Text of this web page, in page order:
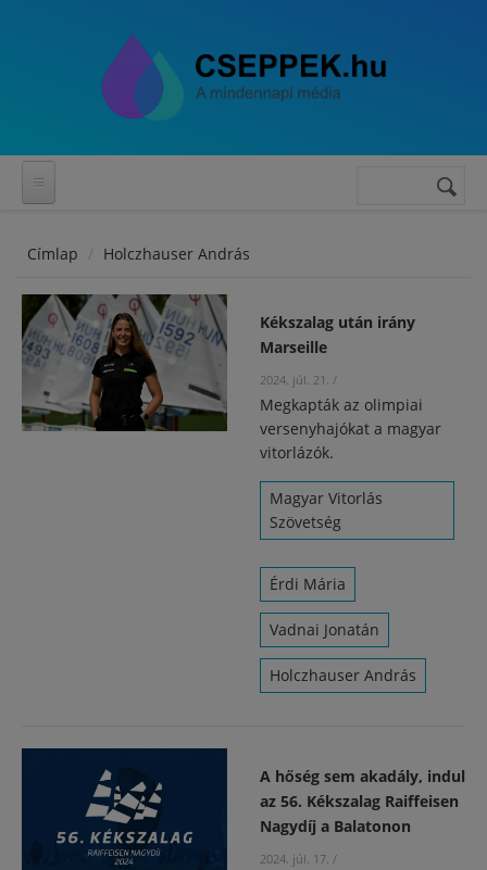
Keresés
Címlap Holczhauser András
Kékszalag után irány
Marseille
2024. júl. 21. /
Megkapták az olimpiai
versenyhajókat a magyar
vitorlázók.
Magyar Vitorlás
Szövetség
Érdi Mária
Vadnai Jonatán
Holczhauser András
A hőség sem akadály, indul
az 56. Kékszalag Raiffeisen
Nagydíj a Balatonon
2024. júl. 17. /